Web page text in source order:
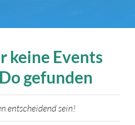
keine Events
gefunden
entscheidend sein!